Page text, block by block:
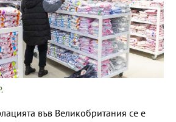
във Великобритания се е